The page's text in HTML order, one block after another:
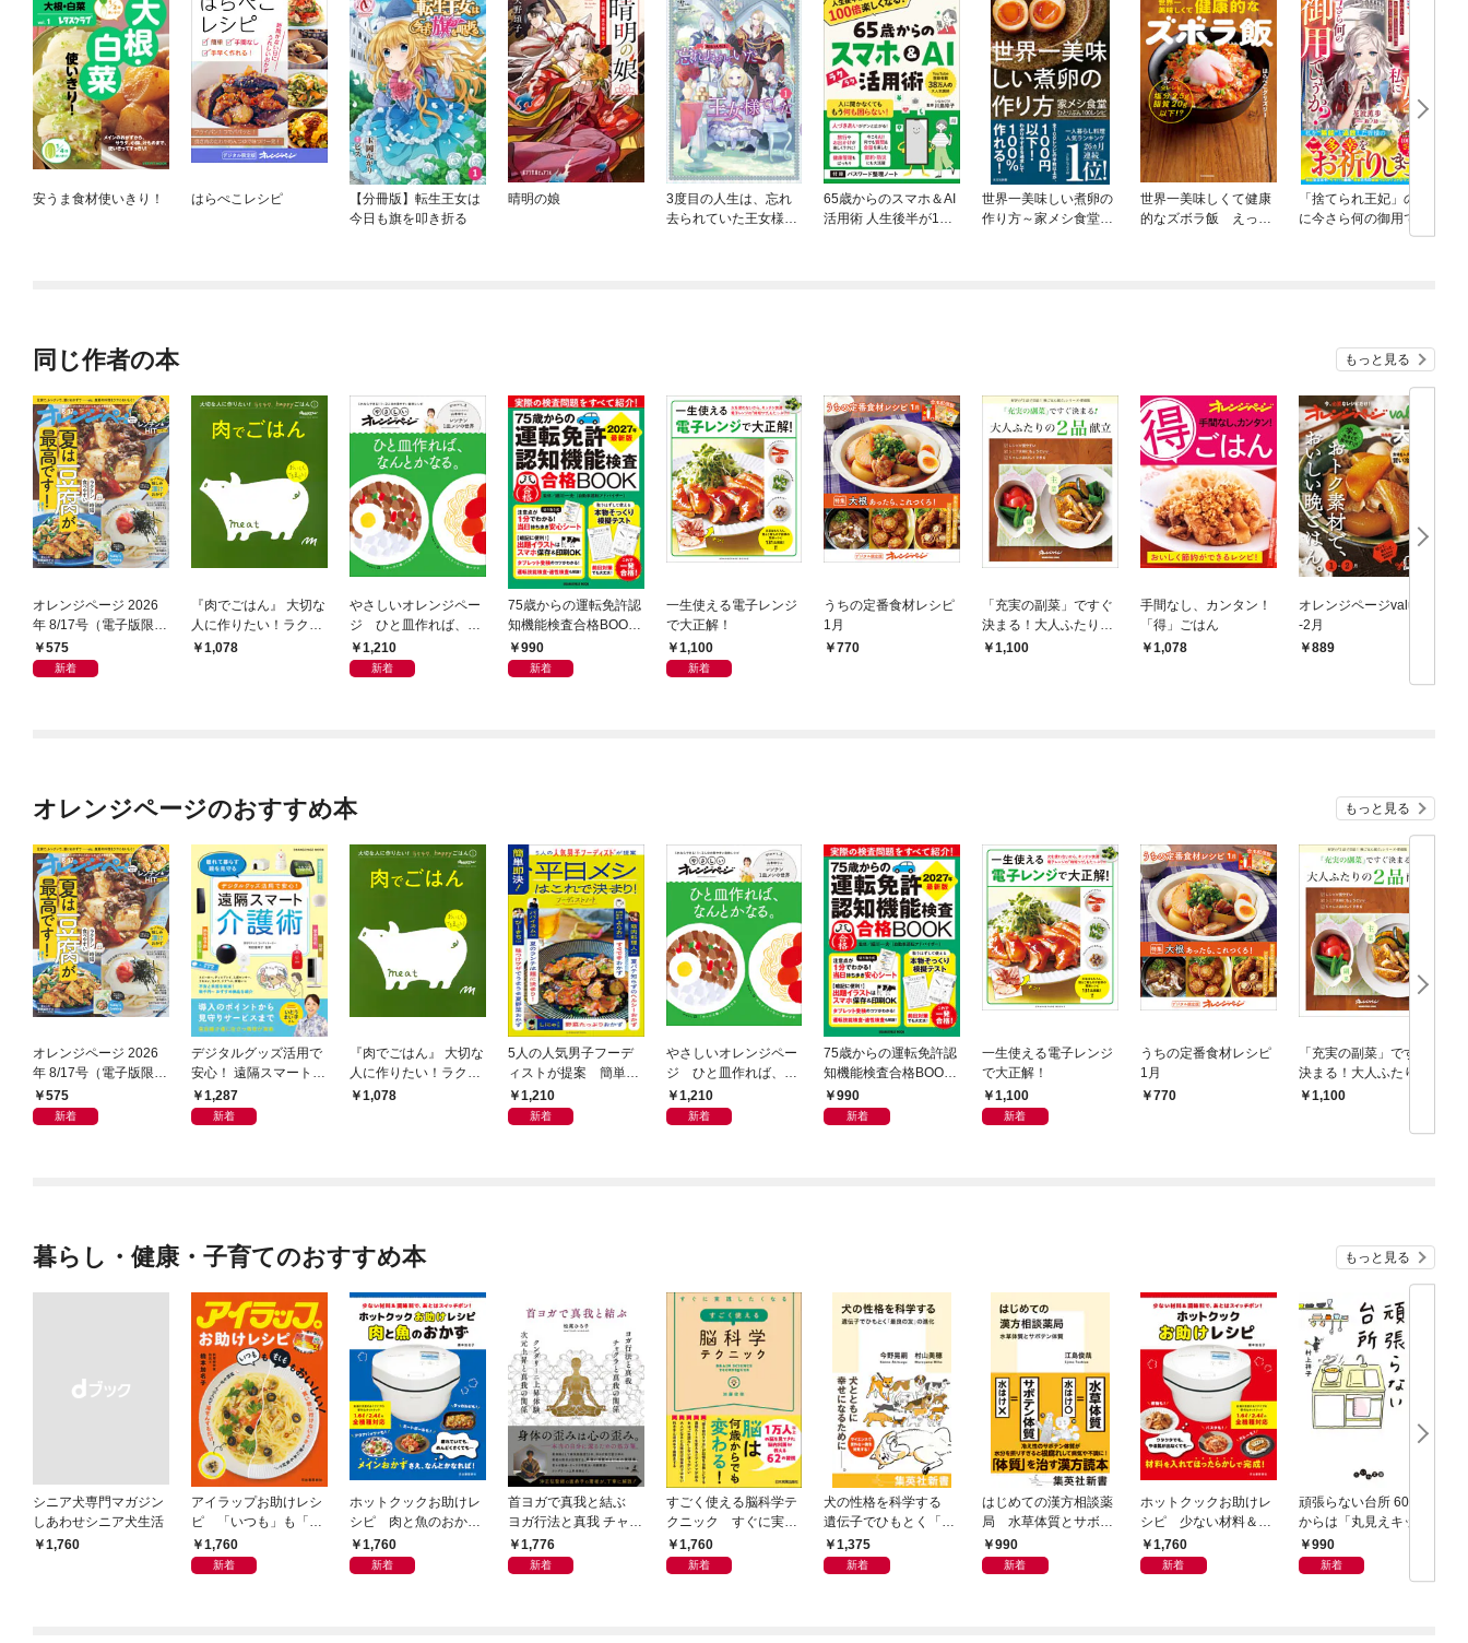
安うま食材使いきり！ はらぺこレシピ
【分冊版】転生王女は
今日も旗を叩き折る
晴明の娘
3度目の人生は、忘れ
去られていた王女様で
65歳からのスマホ＆AI
活用術 人生後半が100
世界一美味しい煮卵の
作り方～家メシ食堂
世界一美味しくて健康
的なズボラ飯 えっ、
「捨てられ王妃」の私
に今さら何の御用でし
ょうか？～自由を手に
同じ作者の本 もっと見る
オレンジページ 2026
年 8/17号（電子版限定
特典付き）
575
新着
『肉でごはん』 大切な
人に作りたい！ラクラ
ク、happyごはん
1,078
やさしいオレンジペー
ジ ひと皿作れば、な
んとかなる。
1,210
新着
75歳からの運転免許認
知機能検査合格BOOK
2027年最新版
990
新着
一生使える電子レンジ
で大正解！
1,100
新着
うちの定番食材レシピ
1月
770
「充実の副菜」ですぐ
決まる！大人ふたりの
2品献立
1,100
手間なし、カンタン！
「得」ごはん
1,078
オレンジページvalue1
-2月
889
オレンジページのおすすめ本 もっと見る
オレンジページ 2026
年 8/17号（電子版限定
特典付き）
575
新着
デジタルグッズ活用で
安心！ 遠隔スマート介
護術1,287
新着
『肉でごはん』 大切な
人に作りたい！ラクラ
ク、happyごはん
1,078
5人の人気男子フーデ
ィストが提案 簡単即
決！平日メシはこれで
決まり！
1,210
新着
やさしいオレンジペー
ジ ひと皿作れば、な
んとかなる。
1,210
新着
75歳からの運転免許認
知機能検査合格BOOK
2027年最新版
990
新着
一生使える電子レンジ
で大正解！
1,100
新着
うちの定番食材レシピ
1月
770
「充実の副菜」ですぐ
決まる！大人ふたりの
2品献立
1,100
暮らし・健康・子育てのおすすめ本 もっと見る
シニア犬専門マガジン
しあわせシニア犬生活
￥1,760
アイラップお助けレシ
ピ 「いつも」も「も
しも」もおいしい！
1,760
新着
ホットクックお助けレ
シピ 肉と魚のおか
ず 少ない材料＆調味
料で、あとはスイッチ
1,760
新着
首ヨガで真我と結ぶ
ヨガ行法と真我 チャク
ラと真我の関係 クンダ
リーニ上昇体験 次元上
1,776
新着
すごく使える脳科学テ
クニック すぐに実践
したくなる
1,760
新着
犬の性格を科学する
遺伝子でひもとく「最
良の友」の進化
1,375
新着
はじめての漢方相談薬
局 水草体質とサボテ
ン体質
990
新着
ホットクックお助けレ
シピ 少ない材料＆調
味料で、あとはスイッ
チポン！
1,760
新着
頑張らない台所 60歳
からは「丸見えキッチ
ン」でラクしておいし
い
990
新着